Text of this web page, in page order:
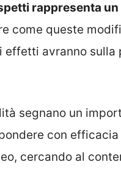
rappresenta
come queste
effetti avranno
segnano un
con
cercando al